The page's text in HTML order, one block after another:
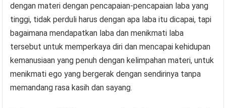
dengan materi dengan pencapaian-pencapaian laba yang
tinggi, tidak perduli harus dengan apa laba itu dicapai, tapi
bagaimana mendapatkan laba dan menikmati laba
tersebut untuk memperkaya diri dan mencapai kehidupan
kemanusiaan yang penuh dengan kelimpahan materi, untuk
menikmati ego yang bergerak dengan sendirinya tanpa
memandang rasa kasih dan sayang.